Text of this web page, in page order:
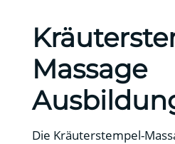
Massage
Die Kräuterstempel-